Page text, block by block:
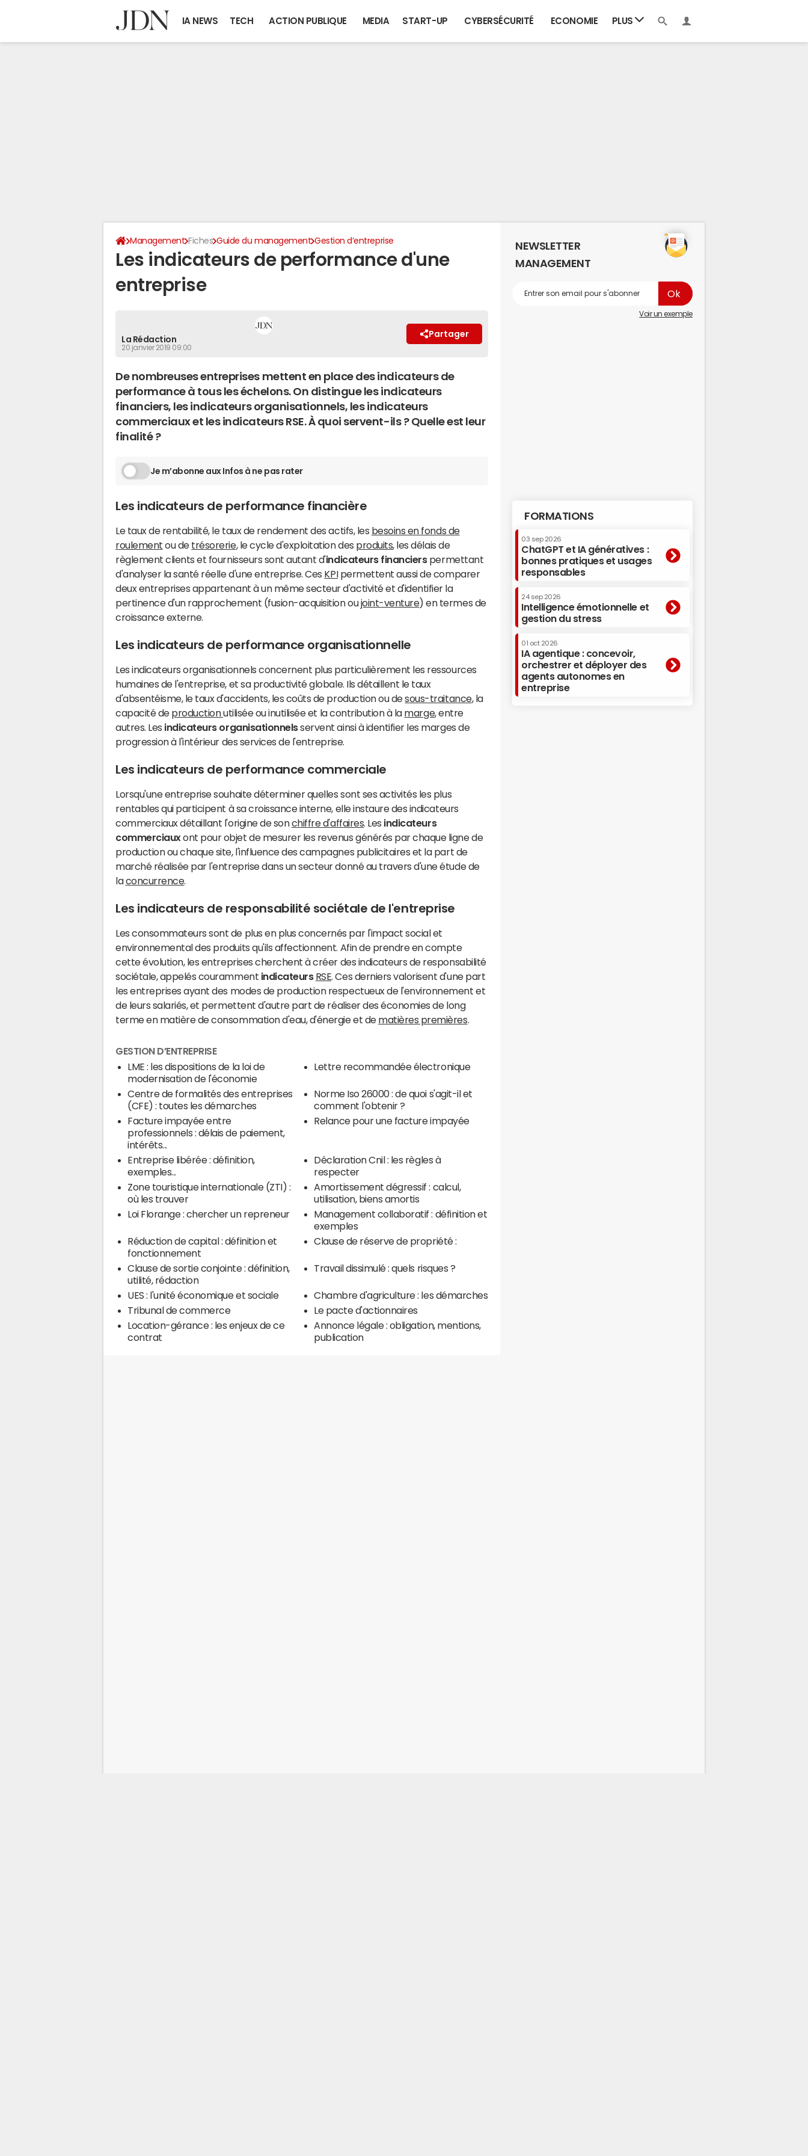
IA NEWS TECH ACTION PUBLIQUE MEDIA START-UP CYBERSÉCURITÉ ECONOMIE PLUS
Management Fiches Guide du management Gestion d’entreprise
Les indicateurs de performance d'une
entreprise
La Rédaction
20 janvier 2019 09:00
Partager
De nombreuses entreprises mettent en place des indicateurs de
performance à tous les échelons. On distingue les indicateurs
financiers, les indicateurs organisationnels, les indicateurs
commerciaux et les indicateurs RSE. À quoi servent-ils ? Quelle est leur
finalité ?
Je m’abonne aux Infos à ne pas rater
Les indicateurs de performance financière
Le taux de rentabilité, le taux de rendement des actifs, les besoins en fonds de
roulement ou de trésorerie, le cycle d'exploitation des produits, les délais de
règlement clients et fournisseurs sont autant d'indicateurs financierspermettant
d'analyser la santé réelle d'une entreprise. Ces KPIpermettent aussi de comparer
deux entreprises appartenant à un même secteur d'activité et d'identifier la
pertinence d'un rapprochement (fusion-acquisition oujoint-venture) en termes de
croissance externe.
Les indicateurs de performance organisationnelle
Les indicateurs organisationnels concernent plus particulièrement les ressources
humaines de l'entreprise, et sa productivité globale. Ils détaillent le taux
d'absentéisme, le taux d'accidents, les coûts de production ou desous-traitance, la
capacité de productionutilisée ou inutilisée et la contribution à la marge, entre
autres. Les indicateurs organisationnelsservent ainsi à identifier les marges de
progression à l'intérieur des services de l'entreprise.
Les indicateurs de performance commerciale
Lorsqu'une entreprise souhaite déterminer quelles sont ses activités les plus
rentables qui participent à sa croissance interne, elle instaure des indicateurs
commerciaux détaillant l'origine de sonchiffre d'affaires . Les indicateurs
commerciauxont pour objet de mesurer les revenus générés par chaque ligne de
production ou chaque site, l'influence des campagnes publicitaires et la part de
marché réalisée par l'entreprise dans un secteur donné au travers d'une étude de
laconcurrence.
Les indicateurs de responsabilité sociétale de l'entreprise
Les consommateurs sont de plus en plus concernés par l'impact social et
environnemental des produits qu'ils affectionnent. Afin de prendre en compte
cette évolution, les entreprises cherchent à créer des indicateurs de responsabilité
sociétale, appelés couramment indicateurs RSE . Ces derniers valorisent d'une part
les entreprises ayant des modes de production respectueux de l'environnement et
de leurs salariés, et permettent d'autre part de réaliser des économies de long
terme en matière de consommation d'eau, d'énergie et de matières premières
GESTION D’ENTREPRISE
LME : les dispositions de la loi de
modernisation de l'économie
Lettre recommandée électronique
Centre de formalités des entreprises
(CFE) : toutes les démarches
Norme Iso 26000 : de quoi s'agit-il et
comment l'obtenir ?
Facture impayée entre
professionnels : délais de paiement,
intérêts...
Relance pour une facture impayée
Entreprise libérée : définition,
exemples...
Déclaration Cnil : les règles à
respecter
Zone touristique internationale (ZTI) :
où les trouver
Amortissement dégressif : calcul,
utilisation, biens amortis
Loi Florange : chercher un repreneur
Management collaboratif : définition et
exemples
Réduction de capital : définition et
fonctionnement
Clause de réserve de propriété :
Clause de sortie conjointe : définition,
utilité, rédaction
Travail dissimulé : quels risques ?
UES : l'unité économique et sociale
Chambre d'agriculture : les démarches
Tribunal de commerce
Le pacte d'actionnaires
Location-gérance : les enjeux de ce
contrat
Annonce légale : obligation, mentions,
publication
NEWSLETTER
MANAGEMENT
Voir un exemple
FORMATIONS
03 sep 2026
ChatGPT et IA génératives :
bonnes pratiques et usages
responsables
24 sep 2026
Intelligence émotionnelle et
gestion du stress
01 oct 2026
IA agentique : concevoir,
orchestrer et déployer des
agents autonomes en
entreprise